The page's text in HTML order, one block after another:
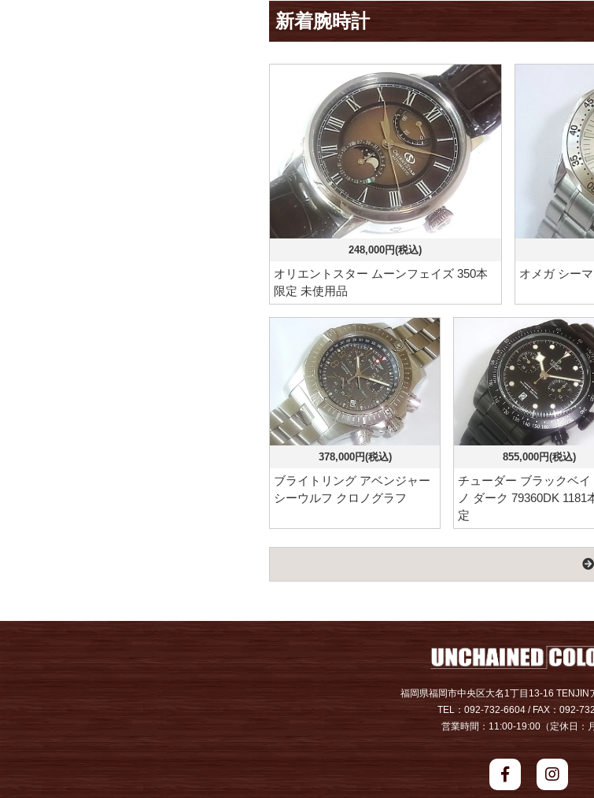
新着腕時計
248,000円(税込)
オリエントスター ムーンフェイズ 350本
限定 未使用品
オメガ シー
378,000円(税込)
ブライトリング アベンジャー
シーウルフ クロノグラフ
855,000円(税込)
チューダー ブラックベイ
ノ ダーク 79360DK 1181
定
福岡県福岡市中央区大名1丁目13-16 TENJIN
TEL：092-732-6604 / FAX：092-
営業時間：11:00-19:00（定休日：月